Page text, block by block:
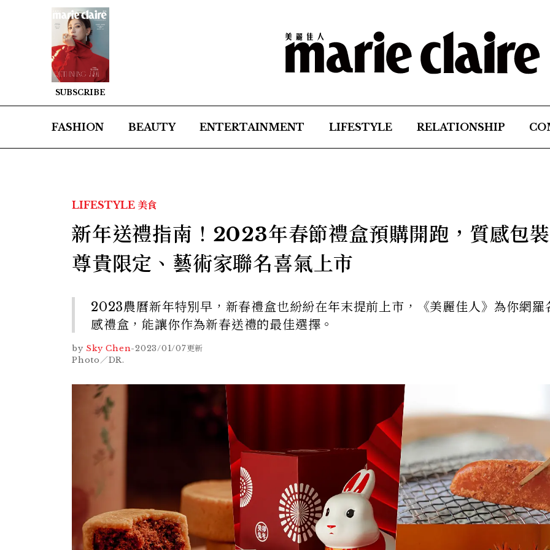
SUBSCRIBE
FASHION BEAUTY ENTERTAINMENT LIFESTYLE RELATIONSHIP
LIFESTYLE 美食
新年送禮指南！2023年春節禮盒預購開跑，質感包
尊貴限定、藝術家聯名喜氣上市
2023農曆新年特別早，新春禮盒也紛紛在年末提前上市，《美麗佳人》為你網羅
感禮盒，能讓你作為新春送禮的最佳選擇。
by Sky Chen-2023/01/07更新
Photo／DR.